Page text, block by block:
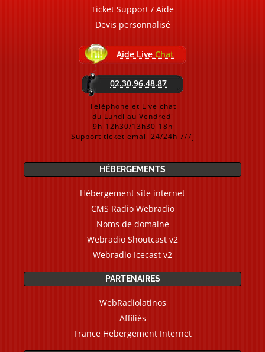
Ticket Support / Aide
Devis personnalisé
Aide Live Chat
02.30.96.48.87
Téléphone et Live chat
du Lundi au Vendredi
9h-12h30/13h30-18h
Support ticket email 24/24h 7/7j
HÉBERGEMENTS
Hébergement site internet
CMS Radio Webradio
Noms de domaine
Webradio Shoutcast v2
Webradio Icecast v2
PARTENAIRES
WebRadiolatinos
Affiliés
France Hebergement Internet